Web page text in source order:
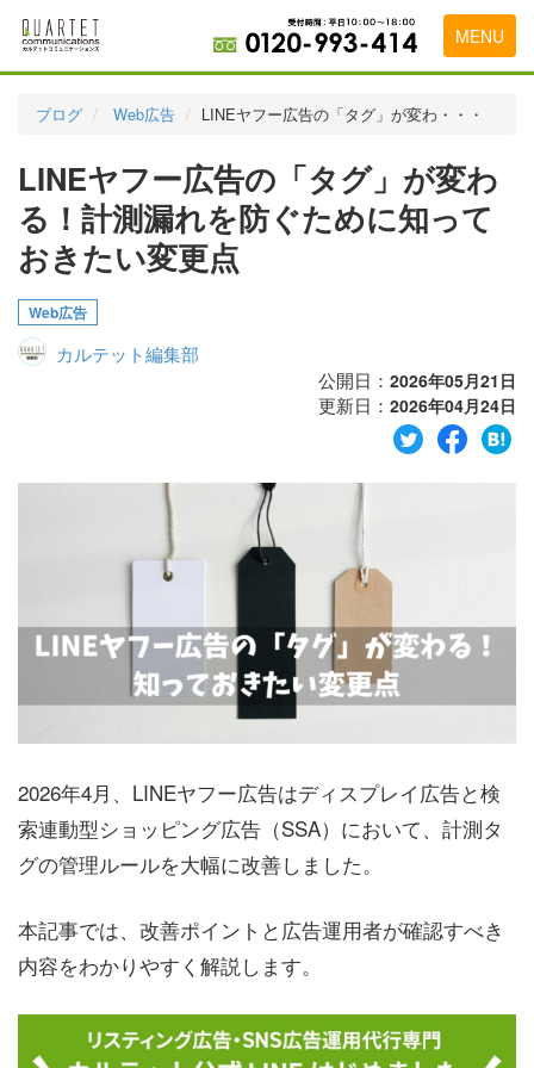
MENU
実績・お客様の声
初めて導入をお考えの方
広告代理店・HP制作会社様へ
お問い合わせ
ブログ Web広告 LINEヤフー広告の「タグ」が変わ・・・
LINEヤフー広告の「タグ」が変わ
る！計測漏れを防ぐために知って
おきたい変更点
Web広告
カルテット編集部
公開日： 2026年05月21日
更新日： 2026年04月24日
2026年4月、LINEヤフー広告はディスプレイ広告と検
索連動型ショッピング広告（SSA）において、計測タ
グの管理ルールを大幅に改善しました。
本記事では、改善ポイントと広告運用者が確認すべき
内容をわかりやすく解説します。